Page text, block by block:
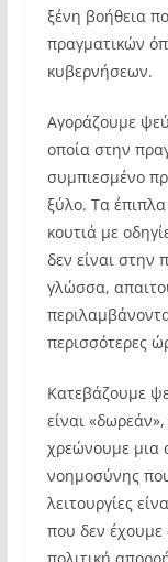
ξένη βοήθεια
πραγματικών
κυβερνήσεων.
Αγοράζουμε
οποία στην
συμπιεσμένο
ξύλο. Τα
κουτιά με
δεν είναι στην
γλώσσα,
περισσότερες
Κατεβάζουμε
είναι
χρεώνουμε μια
νοημοσύνης
λειτουργίες
που δεν έχουμε